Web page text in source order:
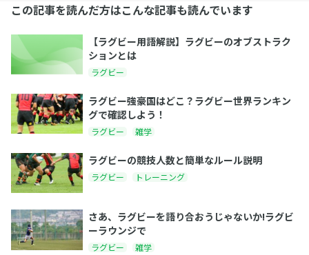
この記事を読んだ方はこんな記事も読んでいます
【ラグビー用語解説】ラグビーのオブストラク
ションとは
ラグビー
ラグビー強豪国はどこ？ラグビー世界ランキン
グで確認しよう！
ラグビー 雑学
ラグビーの競技人数と簡単なルール説明
ラグビー トレーニング
さあ、ラグビーを語り合おうじゃないか!ラグビ
ーラウンジで
ラグビー 雑学